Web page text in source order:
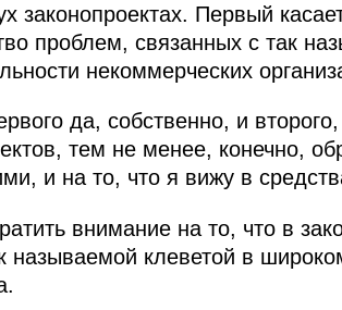
законопроектах. Первый
проблем, связанных с так
некоммерческих
да, собственно, и
тем не менее, конечно,
и на то, что я вижу в
внимание на то, что в
называемой клеветой в